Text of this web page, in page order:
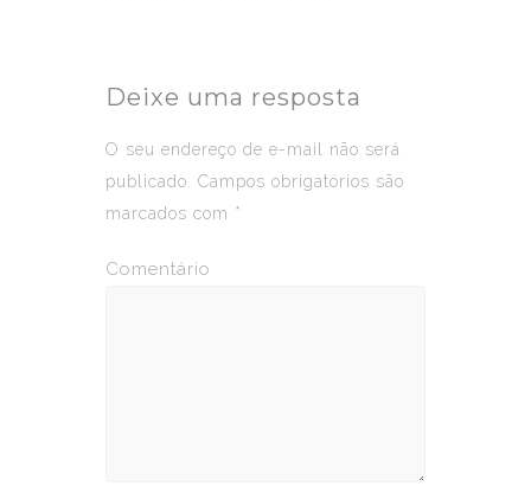
Deixe uma resposta
O seu endereço de e-mail não será
publicado.
Campos obrigatórios são
marcados com *
Comentário